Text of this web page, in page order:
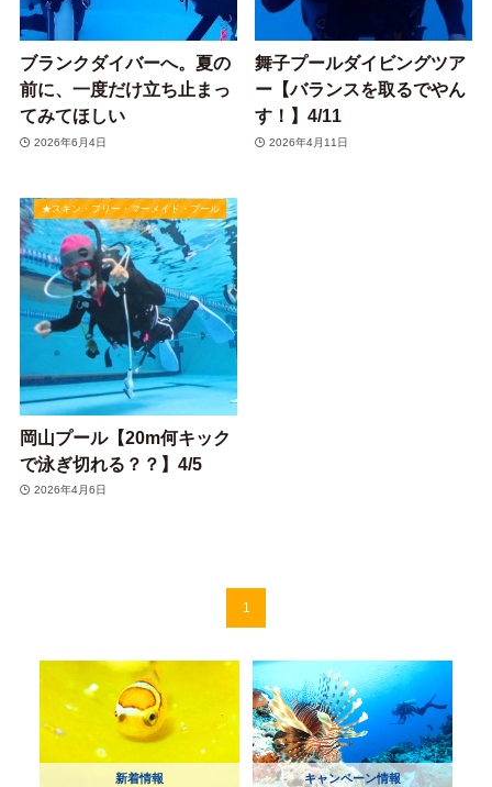
ブランクダイバーへ。夏の
前に、一度だけ立ち止まっ
てみてほしい
2026年6月4日
舞子プールダイビングツア
ー【バランスを取るでやん
す！】4/11
2026年4月11日
★スキン・フリー・マーメイド・プール
岡山プール【20m何キック
で泳ぎ切れる？？】4/5
2026年4月6日
1
新着情報 キャンペーン情報